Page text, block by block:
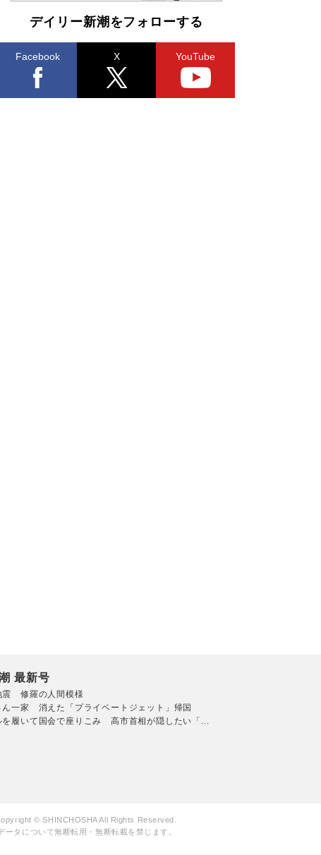
デイリー新潮をフォローする
Facebook X YouTube
最新号
震 修羅の人間模様
ん一家 消えた「プライベートジェット」帰国
を履いて国会で座りこみ 高市首相が隠したい「...
© SHINCHOSHA All Rights Reserved.
ータについて無断転用・無断転載を禁じます。